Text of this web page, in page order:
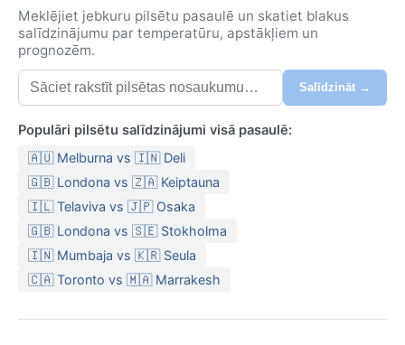
Meklējiet jebkuru pilsētu pasaulē un skatiet blakus
salīdzinājumu par temperatūru, apstākļiem un
prognozēm.
Salīdzināt →
Populāri pilsētu salīdzinājumi visā pasaulē:
🇦🇺 Melburna vs 🇮🇳 Deli
🇬🇧 Londona vs 🇿🇦 Keiptauna
🇮🇱 Telaviva vs 🇯🇵 Osaka
🇬🇧 Londona vs 🇸🇪 Stokholma
🇮🇳 Mumbaja vs 🇰🇷 Seula
🇨🇦 Toronto vs 🇲🇦 Marrakesh